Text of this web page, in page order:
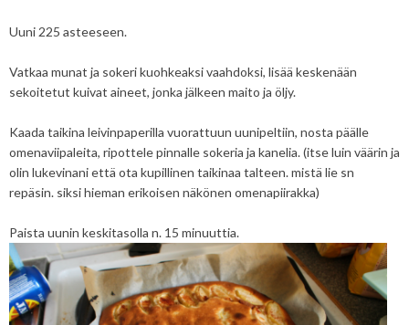
Uuni 225 asteeseen.
Vatkaa munat ja sokeri kuohkeaksi vaahdoksi, lisää keskenään
sekoitetut kuivat aineet, jonka jälkeen maito ja öljy.
Kaada taikina leivinpaperilla vuorattuun uunipeltiin, nosta päälle
omenaviipaleita, ripottele pinnalle sokeria ja kanelia. (itse luin väärin ja
olin lukevinani että ota kupillinen taikinaa talteen. mistä lie sn
repäsin. siksi hieman erikoisen näkönen omenapiirakka)
Paista uunin keskitasolla n. 15 minuuttia.